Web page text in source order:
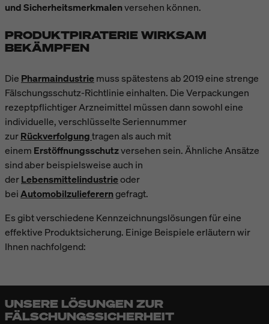
und Sicherheitsmerkmalenversehen können.
PRODUKTPIRATERIE WIRKSAM
BEKÄMPFEN
Die Pharmaindustriemuss spätestens ab 2019 eine strenge
Fälschungsschutz-Richtlinie einhalten. Die Verpackungen
rezeptpflichtiger Arzneimittel müssen dann sowohl eine
individuelle, verschlüsselte Seriennummer
zurRückverfolgungtragen als auch mit
einem Erstöffnungsschutzversehen sein. Ähnliche Ansätze
sind aber beispielsweise auch in
derLebensmittelindustrieoder
beiAutomobilzuliefererngefragt.
Es gibt verschiedene Kennzeichnungslösungen für eine
effektive Produktsicherung. Einige Beispiele erläutern wir
Ihnen nachfolgend:
UNSERE LÖSUNGEN ZUR
FÄLSCHUNGSSICHERHEIT